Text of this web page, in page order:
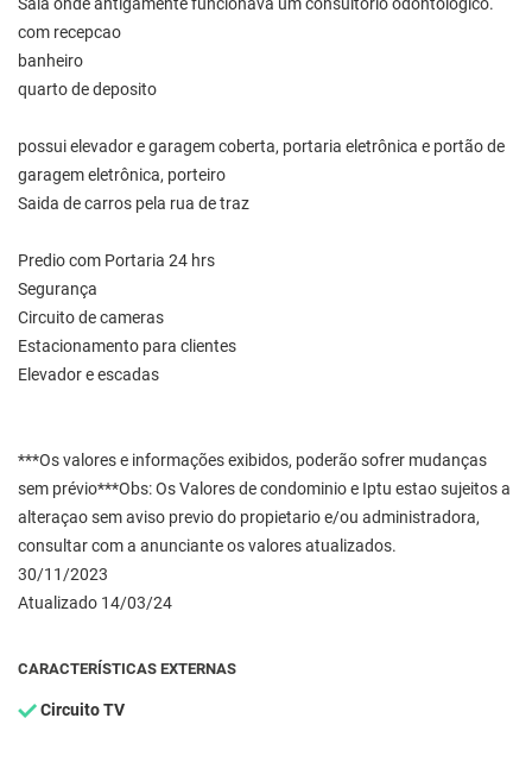
com recepcao
banheiro
quarto de deposito
possui elevador e garagem coberta, portaria eletrônica e portão de
garagem eletrônica, porteiro
Saida de carros pela rua de traz
Predio com Portaria 24 hrs
Segurança
Circuito de cameras
Estacionamento para clientes
Elevador e escadas
***Os valores e informações exibidos, poderão sofrer mudanças
sem prévio***Obs: Os Valores de condominio e Iptu estao sujeitos a
alteraçao sem aviso previo do propietario e/ou administradora,
consultar com a anunciante os valores atualizados.
30/11/2023
Atualizado 14/03/24
CARACTERÍSTICAS EXTERNAS
Circuito TV